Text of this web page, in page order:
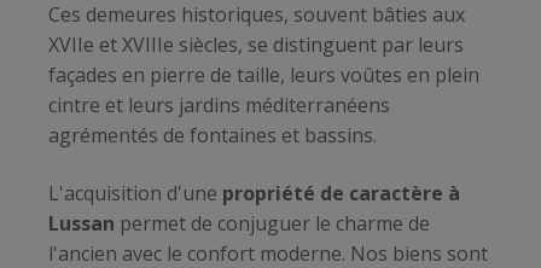
Ces demeures historiques, souvent bâties aux
XVIIe et XVIIIe siècles, se distinguent par leurs
façades en pierre de taille, leurs voûtes en plein
cintre et leurs jardins méditerranéens
agrémentés de fontaines et bassins.
L'acquisition d'une propriété de caractère à
Lussan permet de conjuguer le charme de
l'ancien avec le confort moderne. Nos biens sont